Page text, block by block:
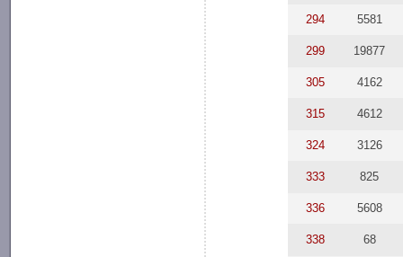
294 5581
299 19877
305 4162
315 4612
324 3126
333 825
336 5608
338 68